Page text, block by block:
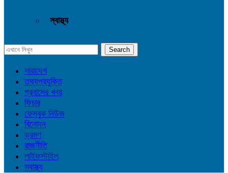
স্বাস্থ্য
সারাদেশ
তথ্যপ্রযুক্তি
প্রবাসের খবর
ফিচার
ফেসবুক নিউজ
বিনোদন
ভ্রমণ
রাজনীতি
লাইফস্টাইল
স্বাস্থ্য